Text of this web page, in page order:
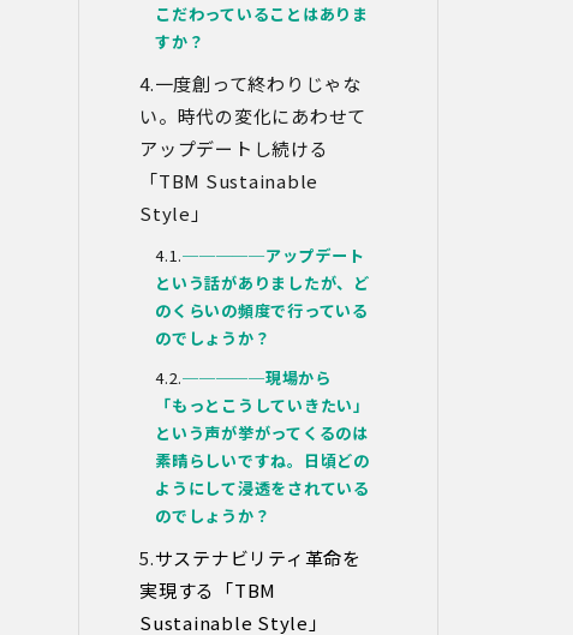
職名等の肩書、氏名、住所、電話番号、
メールアドレス、その他イベント・セミ
(3)第三者提供の方法
電話、FAX、電子メール、郵送などの一般
的な方法
上記の内容によらない個人情報の第三者
提供を行う場合には、あらかじめ本人に
得ます。
5.委託
当社は、上記利用目的の達成に必要な範
又は一部を委託する場合があります。個
人情報の取扱いを外部に委託する際は、
十分な情報管理水準を確保している委託
先を選定するとともに、当該委託先には
必要かつ適切な監督を行います。
6.安全管理措置
当社は、個人情報保護法、個人情報保護
方針及び本方針に従って、個人データ
（個人情報保護法第16条第３項により定
義された「個人データ」をいい、以下同
こだわっていることはありま
すか？
一度創って終わりじゃな
い。時代の変化にあわせて
アップデートし続ける
「TBM Sustainable
Style」
─────アップデート
という話がありましたが、ど
のくらいの頻度で行っている
のでしょうか？
─────現場から
「もっとこうしていきたい」
という声が挙がってくるのは
素晴らしいですね。日頃どの
ようにして浸透をされている
のでしょうか？
サステナビリティ革命を
実現する 「TBM
Sustainable Style」